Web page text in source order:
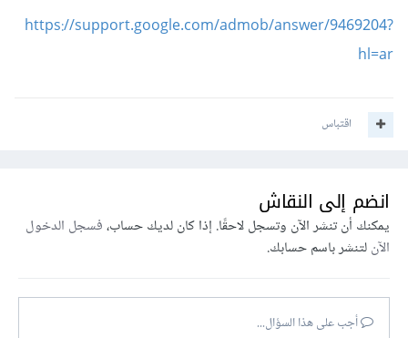
https://support.google.com/admob/answer/9469204?
hl=ar
اقتباس
انضم إلى النقاش
يمكنك أن تنشر الآن وتسجل لاحقًا. إذا كان لديك حساب،فسجل الدخول
الآنلتنشر باسم حسابك.
أجب على هذا السؤال...